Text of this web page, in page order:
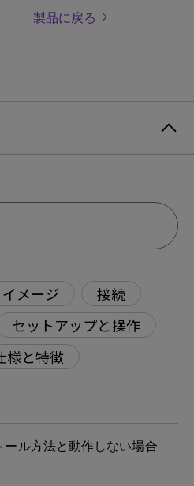
製品に戻る
メージ
接続
セットアップと操作
様と特徴
ル方法と動作しない場合